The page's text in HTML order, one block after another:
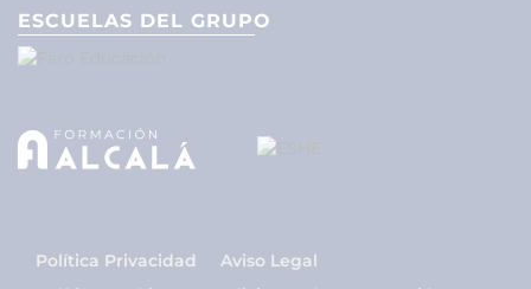
ESCUELAS DEL GRUPO
Política Privacidad
Aviso Legal